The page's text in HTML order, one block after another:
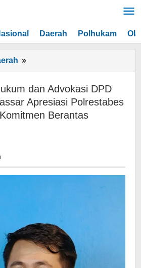
Daerah Polhukam
»
Bidang
Hukum
Advokasi
DPD
Apresiasi
Berantas
Narkotika
dan Advokasi DPD
Apresiasi Polrestabes
Berantas